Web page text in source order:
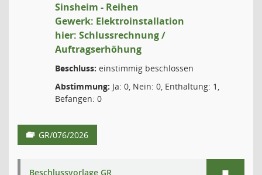
Sinsheim - Reihen
Gewerk: Elektroinstallation
hier: Schlussrechnung /
Auftragserhöhung
Beschluss: einstimmig beschlossen
Abstimmung: Ja: 0, Nein: 0, Enthaltung: 1,
Befangen: 0
GR/076/2026
Beschlussvorlage GR